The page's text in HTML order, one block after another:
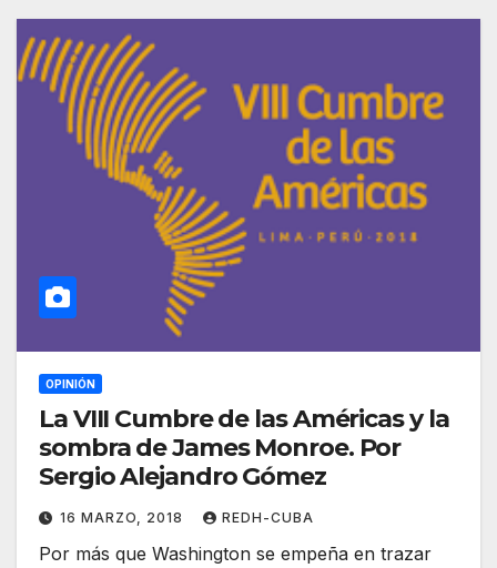
OPINIÓN
La VIII Cumbre de las Américas y la
sombra de James Monroe. Por
Sergio Alejandro Gómez
16 MARZO, 2018 REDH-CUBA
Por más que Washington se empeña en trazar